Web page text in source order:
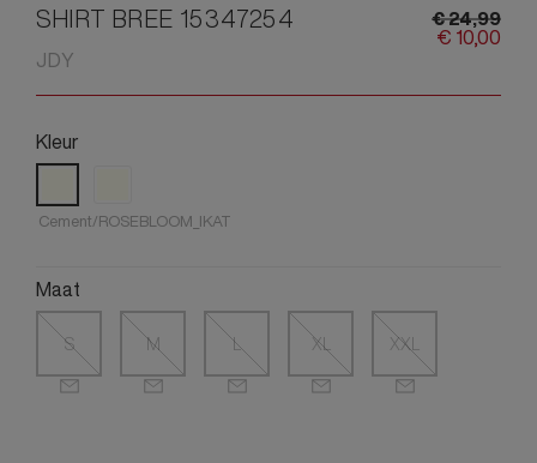
SHIRT BREE 15347254
JDY
€24,99
€ 10,00
Kleur
Cement/ROSEBLOOM_IKAT
Maat
S M L XL XXL